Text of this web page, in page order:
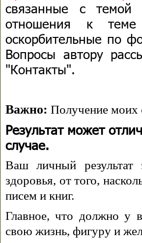
связанные с
отношения к
оскорбительные по
Вопросы автору
"Контакты".
Важно: Получение моих
Результат может
случае.
Ваш личный результат
здоровья, от того,
писем и книг.
Главное, что должно у
свою жизнь, фигуру и